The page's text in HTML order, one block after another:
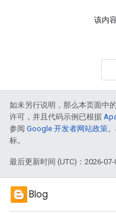
该内
如未另行说明，那么本页面中
许可，并且代码示例已根据
参阅 Google 开发者网站政策
标。
最后更新时间 (UTC)：2026-07-
Blog